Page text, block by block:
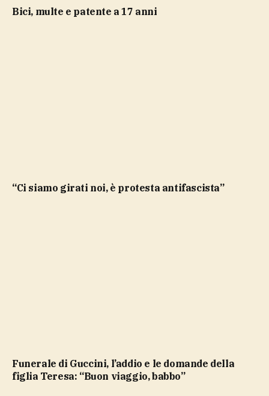
bici, multe e patente a 17 anni
“Ci siamo girati noi, è protesta antifascista”
Funerale di Guccini, l’addio e le domande della
figlia Teresa: “Buon viaggio, babbo”